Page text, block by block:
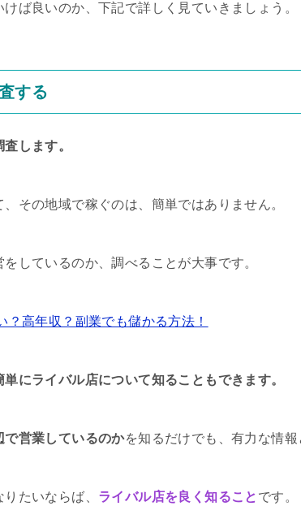
ば良いのか、下記で詳しく見ていきましょう。
する
します。
その地域で稼ぐのは、簡単ではありません。
しているのか、調べることが大事です。
高年収？副業でも儲かる方法！
単にライバル店について知ることもできます。
で営業しているのかを知るだけでも、有力な情報
たいならば、 ライバル店を良く知ること です。